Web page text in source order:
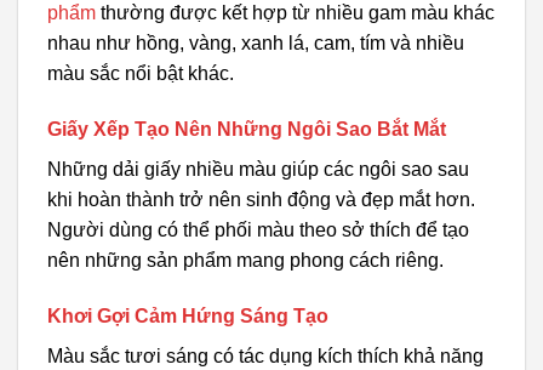
phẩm thường được kết hợp từ nhiều gam màu khác
nhau như hồng, vàng, xanh lá, cam, tím và nhiều
màu sắc nổi bật khác.
Giấy Xếp Tạo Nên Những Ngôi Sao Bắt Mắt
Những dải giấy nhiều màu giúp các ngôi sao sau
khi hoàn thành trở nên sinh động và đẹp mắt hơn.
Người dùng có thể phối màu theo sở thích để tạo
nên những sản phẩm mang phong cách riêng.
Khơi Gợi Cảm Hứng Sáng Tạo
Màu sắc tươi sáng có tác dụng kích thích khả năng